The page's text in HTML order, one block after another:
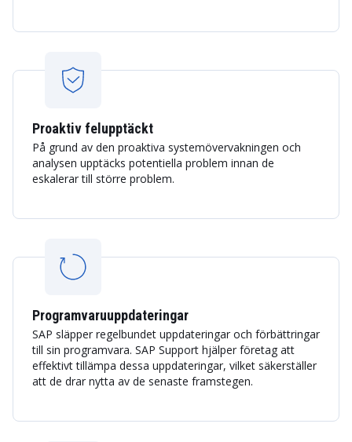
Proaktiv felupptäckt
På grund av den proaktiva systemövervakningen och
analysen upptäcks potentiella problem innan de
eskalerar till större problem.
Programvaruuppdateringar
SAP släpper regelbundet uppdateringar och förbättringar
till sin programvara. SAP Support hjälper företag att
effektivt tillämpa dessa uppdateringar, vilket säkerställer
att de drar nytta av de senaste framstegen.